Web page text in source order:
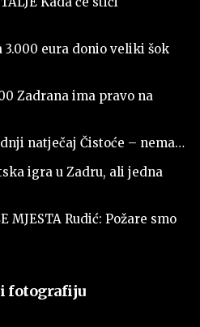
3.000 eura donio veliki šok
Zadrana ima pravo na
natječaj Čistoće – nema…
igra u Zadru, ali jedna
MJESTA Rudić: Požare smo
fotografiju